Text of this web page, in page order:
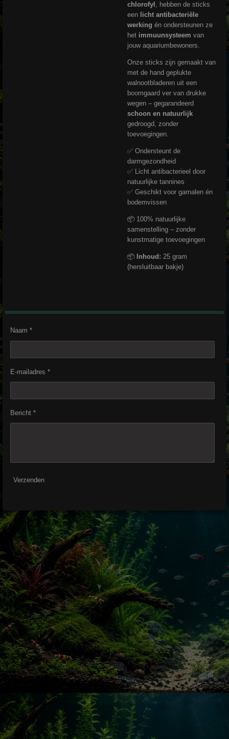
chlorofyl , hebben de sticks
een licht antibacteriële
werking én ondersteunen ze
het immuunsysteem van
jouw aquariumbewoners.
Onze sticks zijn gemaakt van
met de hand geplukte
walnootbladeren uit een
boomgaard ver van drukke
wegen – gegarandeerd
schoon en natuurlijk
gedroogd, zonder
toevoegingen.
✅ Ondersteunt de
darmgezondheid
✅ Licht antibacterieel door
natuurlijke tannines
✅ Geschikt voor garnalen én
bodemvissen
📦 100% natuurlijke
samenstelling – zonder
kunstmatige toevoegingen
📦 Inhoud: 25 gram
(hersluitbaar bakje)
Naam *
E-mailadres *
Bericht *
Verzenden